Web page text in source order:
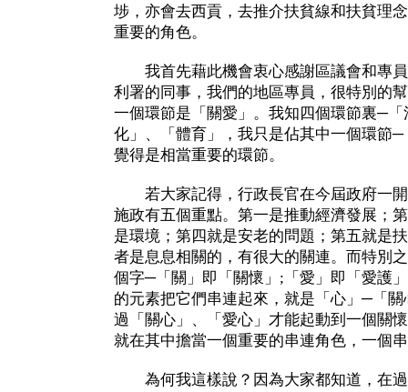
埗，亦會去西貢，去推介扶貧線和扶貧理
重要的角色。
我首先藉此機會衷心感謝區議會和專員
利署的同事，我們的地區專員，很特別的
一個環節是「關愛」。我知四個環節裏─
化」、「體育」，我只是佔其中一個環節
覺得是相當重要的環節。
若大家記得，行政長官在今屆政府一開
施政有五個重點。第一是推動經濟發展；
是環境；第四就是安老的問題；第五就是
者是息息相關的，有很大的關連。而特別
個字─「關」即「關懷」;「愛」即「愛護
的元素把它們串連起來，就是「心」─「
過「關心」、「愛心」才能起動到一個關
就在其中擔當一個重要的串連角色，一個
為何我這樣說？因為大家都知道，在過